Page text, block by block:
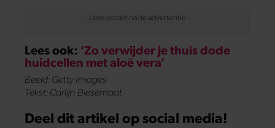
Lees ook: ‘Zo verwijder je thuis dode
huidcellen met aloë vera’
Beeld: Getty Images
Tekst: Carlijn Biesemaat
Deel dit artikel op social media!